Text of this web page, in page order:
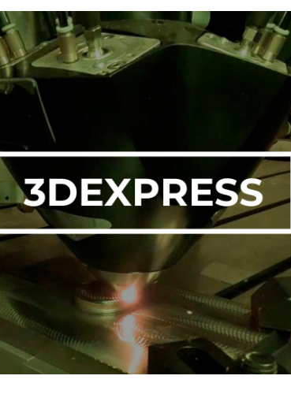
Negocios
Rankings 3D